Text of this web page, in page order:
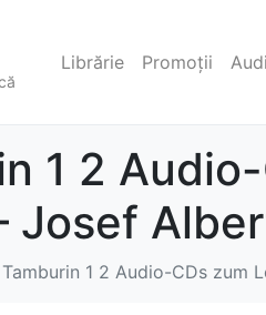
Librărie Promoții
1 2
Josef
Tamburin 1 2 Audio-CDs zum